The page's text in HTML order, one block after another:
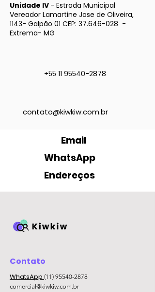
Unidade IV - Estrada Municipal
Vereador Lamartine Jose de Oliveira,
1143- Galpão 01 CEP: 37.646-028 -
Extrema- MG
+55 11 95540-2878
contato@kiwkiw.com.br
Email
WhatsApp
Endereços
Contato
WhatsApp (11) 95540-2878
comercial@kiwkiw.com.br